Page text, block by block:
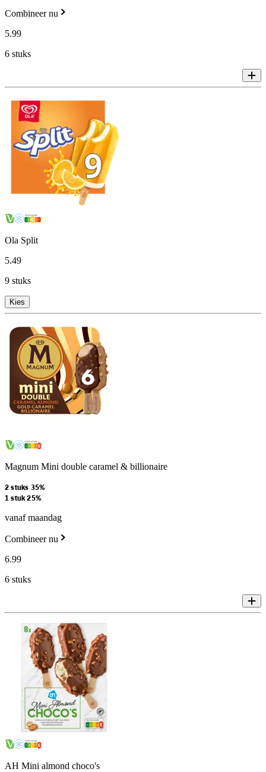
Combineer nu
5.99
6 stuks
Ola Split
5.49
9 stuks
Kies
Magnum Mini double caramel & billionaire
2 stuks 35%
1 stuk 25%
vanaf maandag
Combineer nu
6.99
6 stuks
AH Mini almond choco's